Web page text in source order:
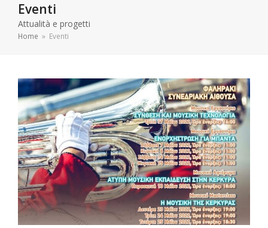
Eventi
Attualità e progetti
Home » Eventi